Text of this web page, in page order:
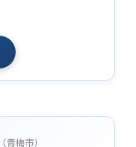
（青梅市）